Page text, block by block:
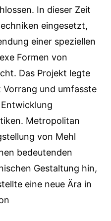
In dieser Zeit
eingesetzt,
einer speziellen
Formen von
Das Projekt legte
und umfasste
Metropolitan
von Mehl
bedeutenden
Gestaltung hin,
eine neue Ära in